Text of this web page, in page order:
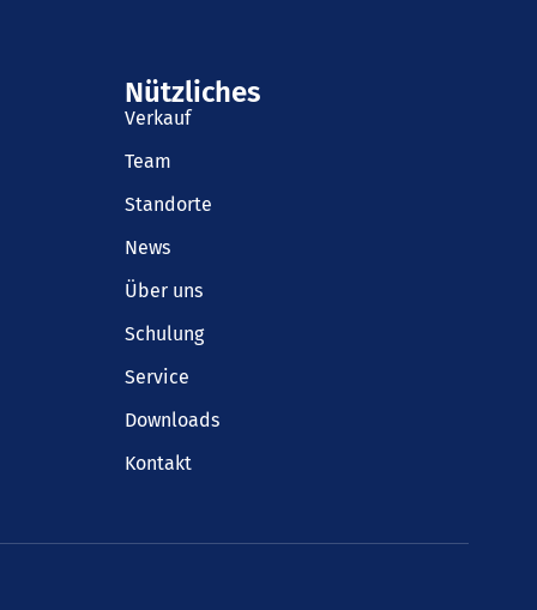
Nützliches
Verkauf
Team
Standorte
News
Über uns
Schulung
Service
Downloads
Kontakt